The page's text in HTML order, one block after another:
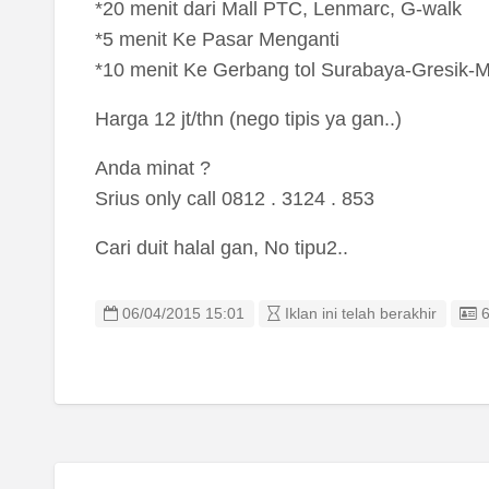
*20 menit dari Mall PTC, Lenmarc, G-walk
*5 menit Ke Pasar Menganti
*10 menit Ke Gerbang tol Surabaya-Gresik-
Harga 12 jt/thn (nego tipis ya gan..)
Anda minat ?
Srius only call 0812 . 3124 . 853
Cari duit halal gan, No tipu2..
06/04/2015 15:01 Iklan ini telah berakhir